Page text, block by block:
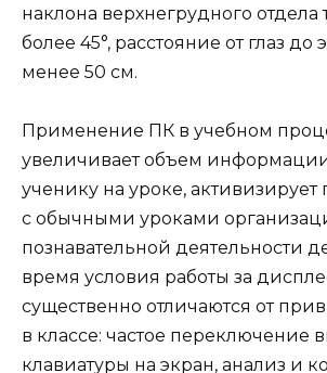
наклона верхнегрудного отдела
более 45°, расстояние от глаз до
менее 50 см.
Применение ПК в учебном
увеличивает объем
ученику на уроке,
с обычными уроками
познавательной деятельности
время условия работы за
существенно отличаются от
в классе: частое переключение
клавиатуры на экран, анализ и